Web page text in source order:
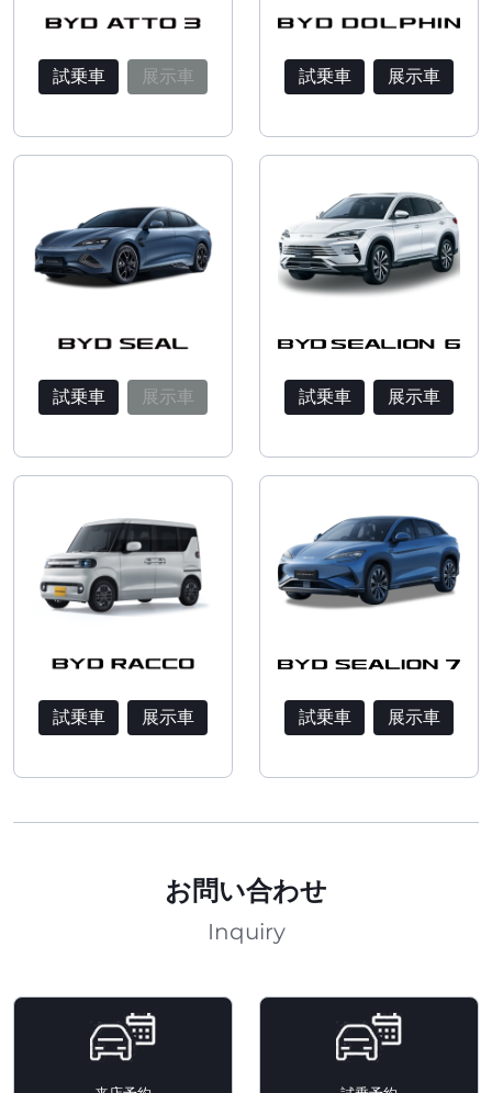
試乗車 展示車 試乗車 展示車
試乗車 展示車 試乗車 展示車
試乗車 展示車 試乗車 展示車
お問い合わせ
Inquiry